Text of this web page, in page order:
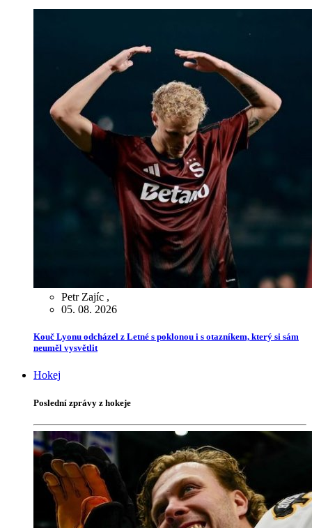
Petr Zajíc ,
05. 08. 2026
Kouč Lyonu odcházel z Letné s poklonou i s otazníkem, který si sám
neuměl vysvětlit
Hokej
Poslední zprávy z hokeje